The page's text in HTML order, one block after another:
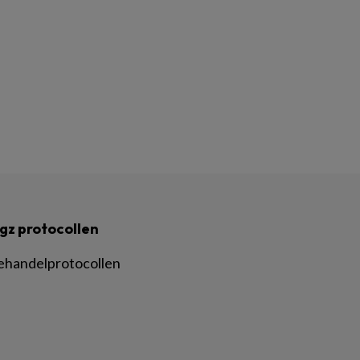
protocollen